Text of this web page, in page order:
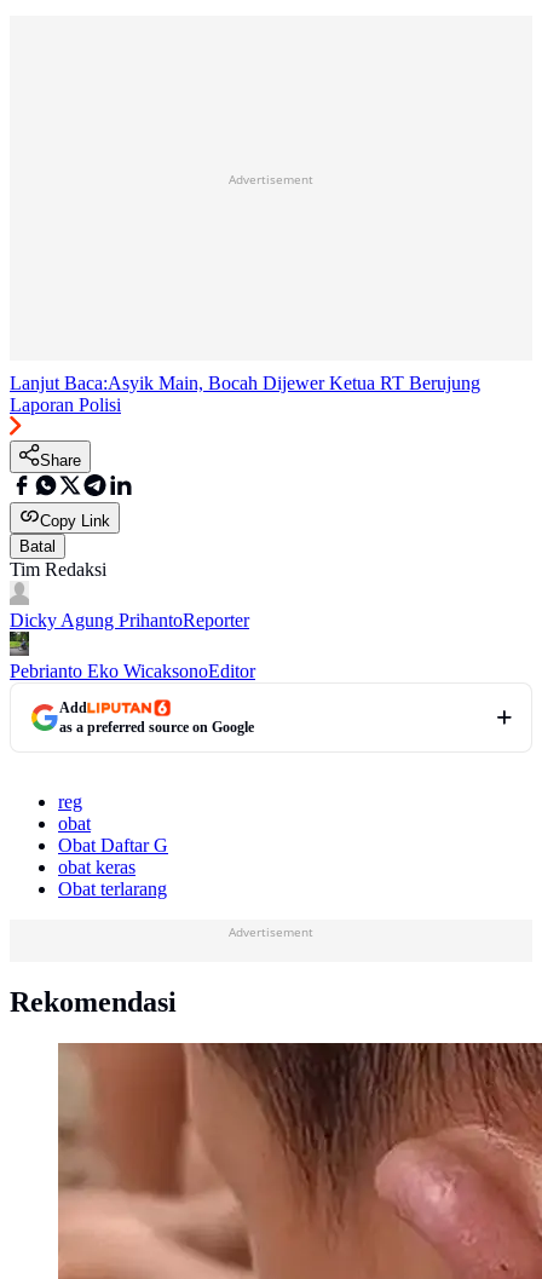
Advertisement
Lanjut Baca:Asyik Main, Bocah Dijewer Ketua RT Berujung
Laporan Polisi
Share
Copy Link
Batal
Tim Redaksi
Dicky Agung PrihantoReporter
Pebrianto Eko WicaksonoEditor
Add
as a preferred source on Google
reg
obat
Obat Daftar G
obat keras
Obat terlarang
Advertisement
Rekomendasi